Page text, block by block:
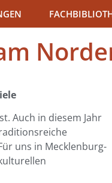
Auch in diesem Jahr
uns in Mecklenburg-